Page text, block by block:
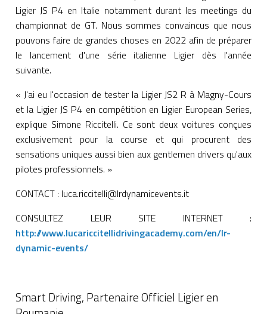
Ligier JS P4 en Italie notamment durant les meetings du
championnat de GT. Nous sommes convaincus que nous
pouvons faire de grandes choses en 2022 afin de préparer
le lancement d'une série italienne Ligier dès l'année
suivante.
« J'ai eu l'occasion de tester la Ligier JS2 R à Magny-Cours
et la Ligier JS P4 en compétition en Ligier European Series,
explique Simone Riccitelli. Ce sont deux voitures conçues
exclusivement pour la course et qui procurent des
sensations uniques aussi bien aux gentlemen drivers qu'aux
pilotes professionnels. »
CONTACT : luca.riccitelli@lrdynamicevents.it
CONSULTEZ LEUR SITE INTERNET :
http://www.lucariccitellidrivingacademy.com/en/lr-
dynamic-events/
Smart Driving, Partenaire Officiel Ligier en